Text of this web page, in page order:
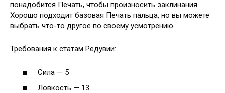
понадобится Печать, чтобы произносить заклинания.
Хорошо подходит базовая Печать пальца, но вы можете
выбрать что-то другое по своему усмотрению.
Требования к статам Редувии:
Сила — 5
Ловкость — 13